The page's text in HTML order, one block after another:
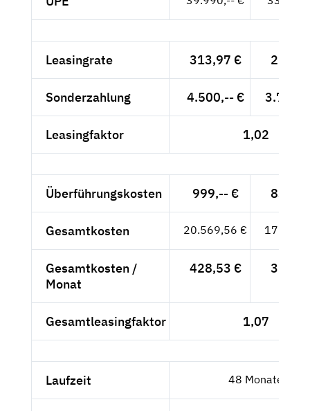
Leasingrate 313,97 €
Sonderzahlung 4.500,-- €
Leasingfaktor 1,02
Überführungskosten 999,-- €
Gesamtkosten 20.569,56 €
Gesamtkosten /
Monat
428,53 €
Gesamtleasingfaktor 1,07
Laufzeit 48 Monate